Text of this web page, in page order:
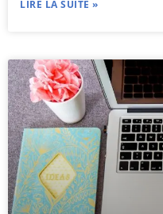
LIRE LA SUITE »